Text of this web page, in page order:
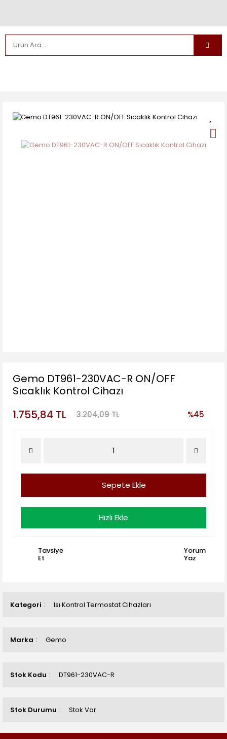
Kategori Isı Kontrol Termostat Cihazları
Marka Gemo
Stok Kodu DT961-230VAC-R
Stok Durumu Stok Var
Gemo DT961-230VAC-R ON/OFF
Sıcaklık Kontrol Cihazı
1.755,84 TL
3.204,09 TL %45
Sepete Ekle
Hızlı Ekle
Tavsiye
Et
Yorum
Yaz